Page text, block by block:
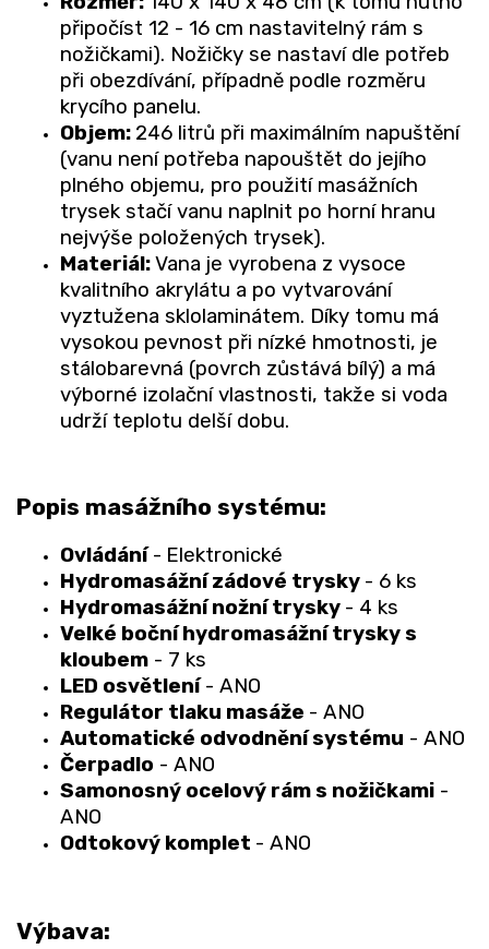
připočíst 12 - 16 cm nastavitelný rám s
nožičkami). Nožičky se nastaví dle potřeb
při obezdívání, případně podle rozměru
krycího panelu.
Objem: 246 litrů při maximálním napuštění
(vanu není potřeba napouštět do jejího
plného objemu, pro použití masážních
trysek stačí vanu naplnit po horní hranu
nejvýše položených trysek).
Materiál:Vana je vyrobena z vysoce
kvalitního akrylátu a po vytvarování
vyztužena sklolaminátem. Díky tomu má
vysokou pevnost při nízké hmotnosti, je
stálobarevná (povrch zůstává bílý) a má
výborné izolační vlastnosti, takže si voda
udrží teplotu delší dobu.
Popis masážního systému:
Ovládání- Elektronické
Hydromasážní zádové trysky - 6 ks
Hydromasážní nožní trysky - 4 ks
Velké boční hydromasážní trysky s
kloubem - 7 ks
LED osvětlení- ANO
Regulátor tlaku masáže - ANO
Automatické odvodnění systému - ANO
Čerpadlo - ANO
Samonosný ocelový rám s nožičkami -
ANO
Odtokový komplet - ANO
Výbava: